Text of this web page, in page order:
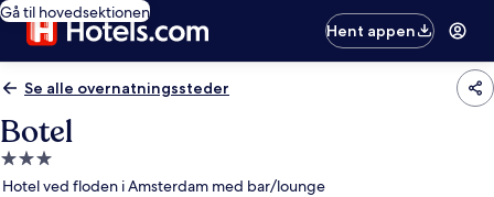
Gå til hovedsektionen
Hent appen
Se alle overnatningssteder
Botel
3.0-
stjernet
Hotel ved floden i Amsterdam med bar/lounge